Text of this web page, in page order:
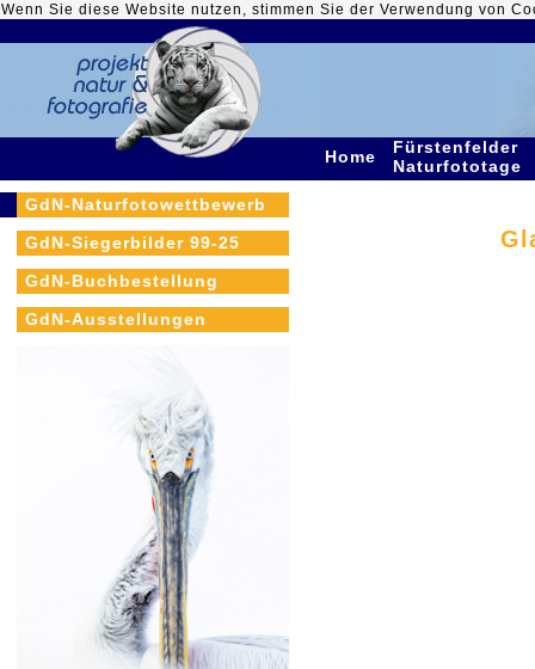
Wenn Sie diese Website nutzen, stimmen Sie der Verwendung von
Home
Fürstenfelder
Naturfototage
GdN-Naturfotowettbewerb
GdN-Siegerbilder 99-25
GdN-Buchbestellung
GdN-Ausstellungen